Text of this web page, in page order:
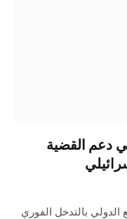
دعم القضية
الدولي بالتدخل الفوري